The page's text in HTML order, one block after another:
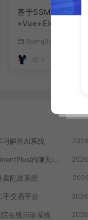
基于
SpringBoot源码
5
解答AI系统
基于SSM+SpringBoot+Vue+ElementPlus的聊天im系统
配送系统
交易平台
在线问诊系统